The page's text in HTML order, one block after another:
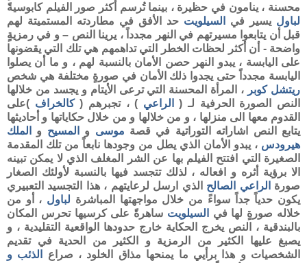
محسنة ، ينامون في حظيرة ، بينما تُرسم أكثر صور الفيلم كابوسيةً
لباول يسير في السيلويت حد الأفق في مطاردته المستميتة لهم
قبل أن يتابعوا مسيرتهم في النهر مجدداً ، يرينا النص – و في رمزيةٍ
واضحة - أن أكثر لحظات الخطر التي تداهمهم هي تلك التي يقضونها
على اليابسة ، يبدو النهر حصن الأمان بالنسبة لهم ، و ما أن يصلوا
اليابسة مجدداً حتى يجدوا ذلك الأمان في صورةٍ مختلفة هي شخص
ريتشل كوبر ، المرأة المحسنة التي ترعى الأيتام و يجسد من خلالها
النص الصورة الحرفية لـ (
الراعي ) ، تجبرهم (كالخراف )على
القدوم معها الى منزلها ، و من خلالها و من خلال حكاياتها و أحاديثها
يتابع النص اشاراته التوراتية في قصة موسى و المسيح و
الملك
هيرودس ، يبدو الأمان الذي يطل من وجودها نابعاً من تلك المقدمة
الصغيرة التي افتتح الفيلم بها عن الشر المغلف الذي لا يمكن تبينه
الا برؤية أثره و افعاله ، لذلك تتجسد فيها بالنسبة لأولئك الصغار
صورة
الراعي الصالح الذي ارسل لرعايتهم ، هذا التجسيد التعبيري
يكون حدياً جداً سواءً من خلال مواجهتها المباشرة لباول ، أو من
خلاله صورةٍ لها في
السيلويت ساهرةً على كرسيها تحرس المكان
بالبندقية ، النص يخرج الحكاية خارج حدودها الواقعية التقليدية ، و
يصبغ عليها الكثير من الرمزية و الكثير من الحدية في تقديم
الشخصيات و هذا برأيي ما يمنحها مذاق الخلود ، صراع
الذئب و